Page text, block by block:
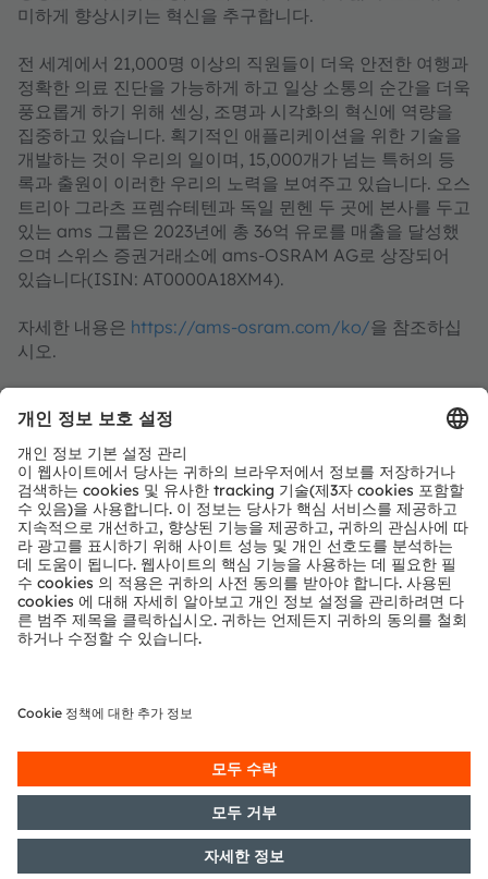
미하게 향상시키는 혁신을 추구합니다.
전 세계에서 21,000명 이상의 직원들이 더욱 안전한 여행과
정확한 의료 진단을 가능하게 하고 일상 소통의 순간을 더욱
풍요롭게 하기 위해 센싱, 조명과 시각화의 혁신에 역량을
집중하고 있습니다. 획기적인 애플리케이션을 위한 기술을
개발하는 것이 우리의 일이며, 15,000개가 넘는 특허의 등
록과 출원이 이러한 우리의 노력을 보여주고 있습니다. 오스
트리아 그라츠 프렘슈테텐과 독일 뮌헨 두 곳에 본사를 두고
있는 ams 그룹은 2023년에 총 36억 유로를 매출을 달성했
으며 스위스 증권거래소에 ams-OSRAM AG로 상장되어
있습니다(ISIN: AT0000A18XM4).
자세한 내용은 https://ams-osram.com/ko/을 참조하십
시오.
제품과 서비스는 ams OSRAM 그룹의 상표로 등록되거나
출원되었습니다. 여기에 언급된 기타 회사명과 제품명은 해
당 소유자의 상표이거나 등록 상표일 수 있습니다.
ams OSRAM 소셜 미디어 채널:
>Twitter >LinkedIn >Facebook >YouTube
Media Relations
Nina Olumi